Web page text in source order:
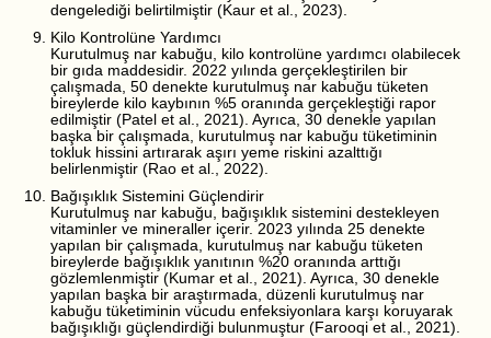
dengelediği belirtilmiştir (Kaur et al., 2023).
Kilo Kontrolüne Yardımcı
Kurutulmuş nar kabuğu, kilo kontrolüne yardımcı olabilecek
bir gıda maddesidir. 2022 yılında gerçekleştirilen bir
çalışmada, 50 denekte kurutulmuş nar kabuğu tüketen
bireylerde kilo kaybının %5 oranında gerçekleştiği rapor
edilmiştir (Patel et al., 2021). Ayrıca, 30 denekle yapılan
başka bir çalışmada, kurutulmuş nar kabuğu tüketiminin
tokluk hissini artırarak aşırı yeme riskini azalttığı
belirlenmiştir (Rao et al., 2022).
Bağışıklık Sistemini Güçlendirir
Kurutulmuş nar kabuğu, bağışıklık sistemini destekleyen
vitaminler ve mineraller içerir. 2023 yılında 25 denekte
yapılan bir çalışmada, kurutulmuş nar kabuğu tüketen
bireylerde bağışıklık yanıtının %20 oranında arttığı
gözlemlenmiştir (Kumar et al., 2021). Ayrıca, 30 denekle
yapılan başka bir araştırmada, düzenli kurutulmuş nar
kabuğu tüketiminin vücudu enfeksiyonlara karşı koruyarak
bağışıklığı güçlendirdiği bulunmuştur (Farooqi et al., 2021).